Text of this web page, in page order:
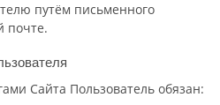
путём письменного
почте.
Сайта Пользователь обязан: